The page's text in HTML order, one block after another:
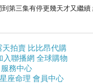
第三集有停更幾天才又繼
天拍賣 比比昂代購
入聯播網 全球購物
服務中心
星座命理 會員中心